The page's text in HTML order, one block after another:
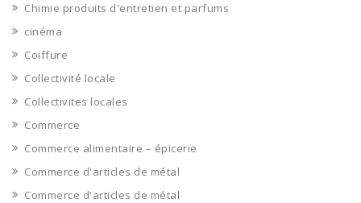
Chimie produits d'entretien et parfums
cinéma
Coiffure
Collectivité locale
Collectivites locales
Commerce
Commerce alimentaire – épicerie
Commerce d'articles de métal
Commerce d'articles de métal